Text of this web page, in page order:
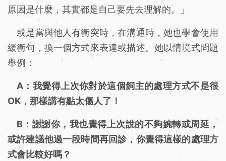
原因是什麼，其實都是自己要先去理解的。」
或是當與他人有衝突時，在溝通時，她也學會使用
緩衝句，換一個方式來表達或描述。她以情境式問題
舉例：
A：我覺得上次你對於這個飼主的處理方式不是很
OK，那樣講有點太傷人了！
B：謝謝你，我也覺得上次說的不夠婉轉或周延，
或許建議他過一段時間再回診，你覺得這樣的處理方
式會比較好嗎？